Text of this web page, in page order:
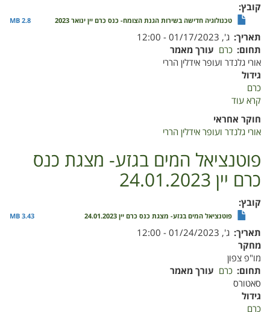
קובץ
טכנולוגיה חדישה בשירות הגנת הצומח- כנס כרם יין ינואר 2023 2.8 MB
תאריך ג', 01/17/2023 - 12:00
תחום כרם עורך מאמר
אורי גלנדר ועופר אידלין הררי
גידול
כרם
קרא עוד
חדישה
בשירות
הצומח-
כנס
כרם
ינואר
2023
חוקר אחראי
אורי גלנדר ועופר אידלין הררי
פוטנציאל המים בגזע- מצגת כנס
כרם יין 24.01.2023
קובץ
פוטנציאל המים בגזע- מצגת כנס כרם יין 24.01.2023 3.43 MB
תאריך ג', 01/24/2023 - 12:00
מחקר
מו"פ צפון
תחום כרם עורך מאמר
סאטורס
גידול
כרם